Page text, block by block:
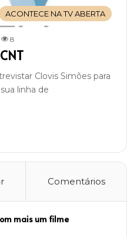
ACONTECE NA TV ABERTA
8
Clovis Simões para
linha de
Comentários
mais um filme